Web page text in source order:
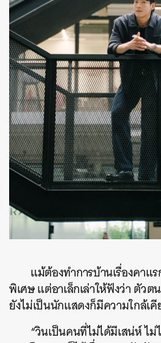
แม้ต้องทำการบ้านเรื่องคาแ
พิเศษ แต่อาเล็กเล่าให้ฟังว่า ตัว
ยังไม่เป็นนักแสดงก็มีความใกล้เ
“วินเป็นคนที่ไม่ได้มีเสน่ห์ ไ